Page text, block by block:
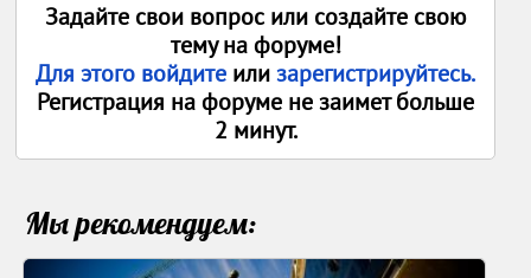
Задайте свои вопрос или создайте свою
тему на форуме!
Для этого войдите илизарегистрируйтесь.
Регистрация на форуме не заимет больше
2 минут.
Мы рекомендуем: